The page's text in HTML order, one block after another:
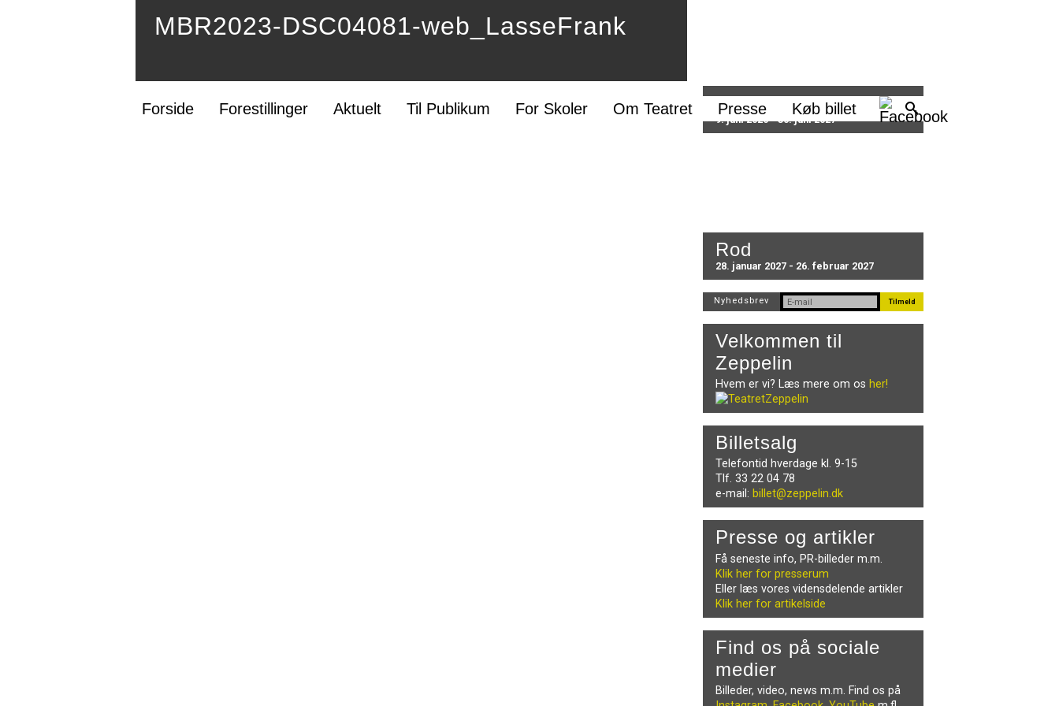
Forside Forestillinger Aktuelt Til Publikum For Skoler Om Teatret Presse Køb billet
MBR2023-DSC04081-web_LasseFrank
Sæson 2026/27
9. juni 2026 - 30. juni 2027
Rod
28. januar 2027 - 26. februar 2027
Nyhedsbrev
Velkommen til
Zeppelin
Hvem er vi? Læs mere om os her!
Billetsalg
Telefontid hverdage kl. 9-15
Tlf. 33 22 04 78
e-mail: billet@zeppelin.dk
Presse og artikler
Få seneste info, PR-billeder m.m.
Klik her for presserum
Eller læs vores vidensdelende artikler
Klik her for artikelside
Find os på sociale
medier
Billeder, video, news m.m. Find os på